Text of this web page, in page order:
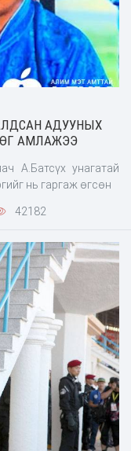
АДУУНЫХ
АМЛАЖЭЭ
А.Батсүх унагатай
нь гаргаж өгсөн
42182